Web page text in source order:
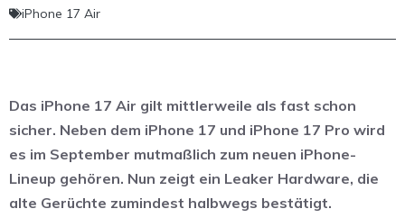
iPhone 17 Air
Das iPhone 17 Air gilt mittlerweile als fast schon
sicher. Neben dem iPhone 17 und iPhone 17 Pro wird
es im September mutmaßlich zum neuen iPhone-
Lineup gehören. Nun zeigt ein Leaker Hardware, die
alte Gerüchte zumindest halbwegs bestätigt.